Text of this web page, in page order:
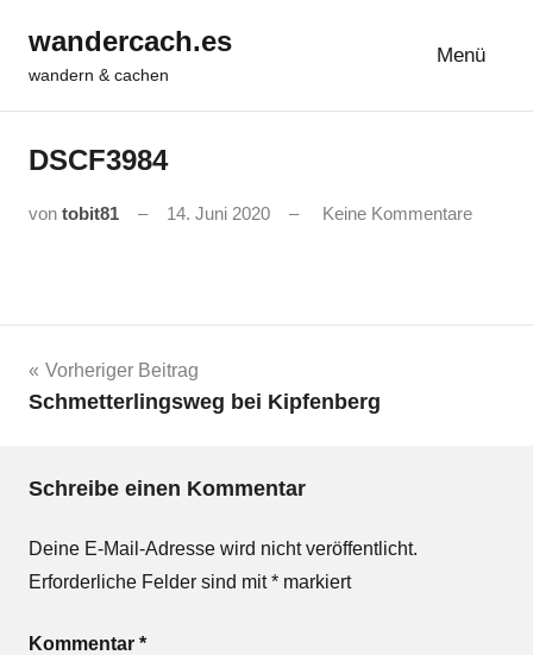
Inhalt
springen
wandercach.es
wandern & cachen
Menü
DSCF3984
von tobit81 14. Juni 2020 Keine Kommentare
Beitrags-
Navigation
Vorheriger Beitrag
Schmetterlingsweg bei Kipfenberg
Schreibe einen Kommentar
Deine E-Mail-Adresse wird nicht veröffentlicht.
Erforderliche Felder sind mit* markiert
Kommentar *